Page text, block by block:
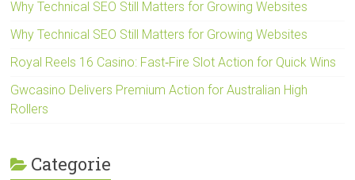
Why Technical SEO Still Matters for Growing Websites
Why Technical SEO Still Matters for Growing Websites
Royal Reels 16 Casino: Fast‑Fire Slot Action for Quick Wins
Gwcasino Delivers Premium Action for Australian High
Rollers
Categorie